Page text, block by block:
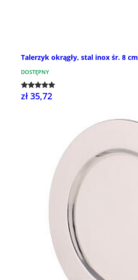
Talerzyk okrągły, stal inox śr. 8 cm
DOSTĘPNY
zł 35,72